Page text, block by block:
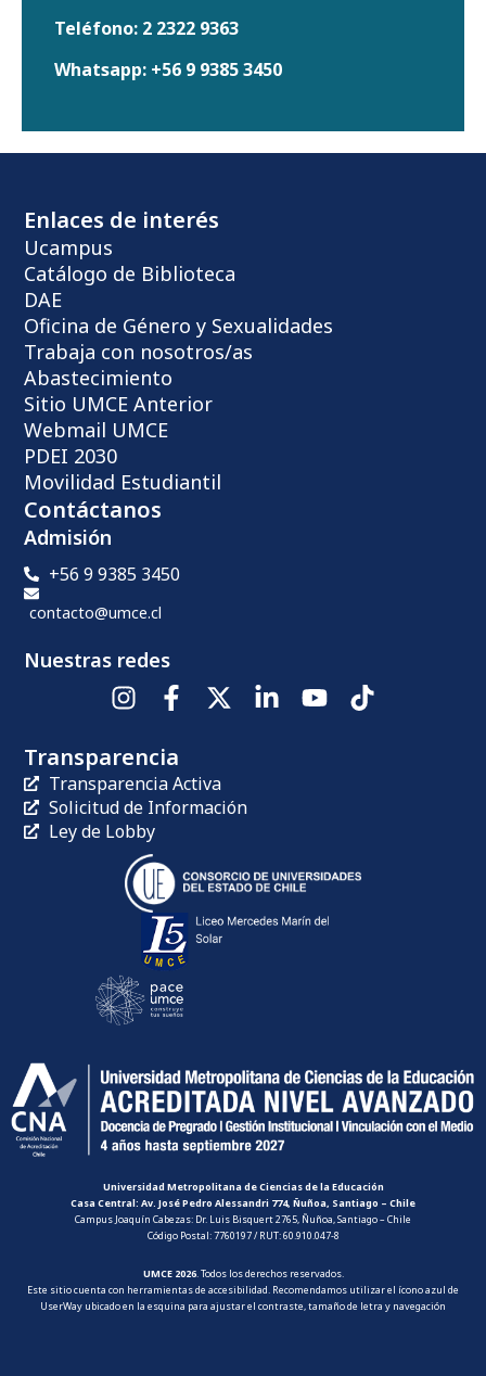
Teléfono: 2 2322 9363
Whatsapp: +56 9 9385 3450
Enlaces de interés
Ucampus
Catálogo de Biblioteca
DAE
Oficina de Género y Sexualidades
Trabaja con nosotros/as
Abastecimiento
Sitio UMCE Anterior
Webmail UMCE
PDEI 2030
Movilidad Estudiantil
Contáctanos
Admisión
+56 9 9385 3450
contacto@umce.cl
Nuestras redes
Transparencia
Transparencia Activa
Solicitud de Información
Ley de Lobby
Universidad Metropolitana de Ciencias de la Educación
Casa Central: Av. José Pedro Alessandri 774, Ñuñoa, Santiago – Chile
Campus Joaquín Cabezas: Dr. Luis Bisquert 2765, Ñuñoa, Santiago – Chile
Código Postal: 7760197 / RUT: 60.910.047-8
UMCE 2026. Todos los derechos reservados.
Este sitio cuenta con herramientas de accesibilidad. Recomendamos utilizar el ícono azul de
UserWay ubicado en la esquina para ajustar el contraste, tamaño de letra y navegación